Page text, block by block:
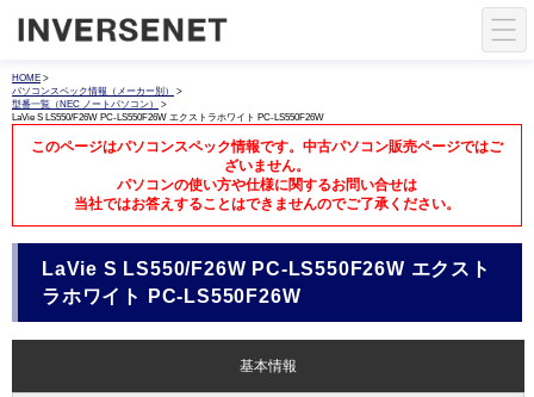
HOME >
パソコンスペック情報（メーカー別）
>
型番一覧（NEC ノートパソコン）
>
LaVie S LS550/F26W PC-LS550F26W エクストラホワイト PC-LS550F26W
このページはパソコンスペック情報です。中古パソコン販売ページではご
ざいません。
パソコンの使い方や仕様に関するお問い合せは
当社ではお答えすることはできませんのでご了承ください。
LaVie S LS550/F26W PC-LS550F26W エクスト
ラホワイト PC-LS550F26W
基本情報